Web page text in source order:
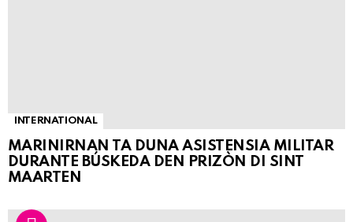
INTERNATIONAL
MARINIRNAN TA DUNA ASISTENSIA MILITAR
DURANTE BÚSKEDA DEN PRIZÒN DI SINT
MAARTEN